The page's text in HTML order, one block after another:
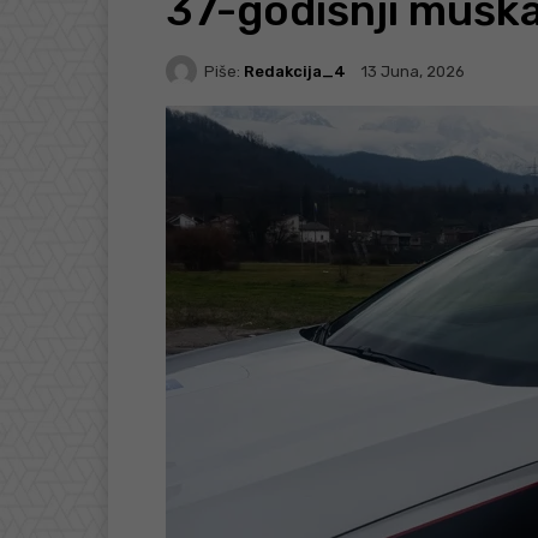
37-godišnji
Piše: Redakcija_4 13 Juna, 2026